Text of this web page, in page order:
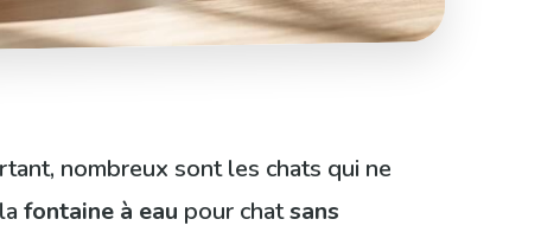
nombreux sont les chats qui ne
fontaine à eau pour chatsans